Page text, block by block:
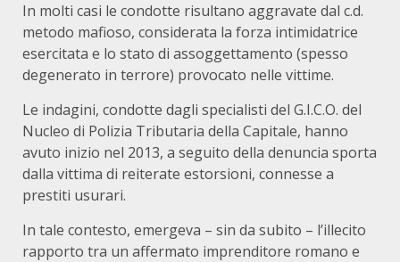
In molti casi le condotte risultano aggravate dal c.d.
metodo mafioso, considerata la forza intimidatrice
esercitata e lo stato di assoggettamento (spesso
degenerato in terrore) provocato nelle vittime.
Le indagini, condotte dagli specialisti del G.I.C.O. del
Nucleo di Polizia Tributaria della Capitale, hanno
avuto inizio nel 2013, a seguito della denuncia sporta
dalla vittima di reiterate estorsioni, connesse a
prestiti usurari.
In tale contesto, emergeva – sin da subito – l’illecito
rapporto tra un affermato imprenditore romano e